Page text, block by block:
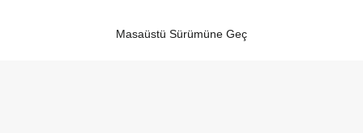
Masaüstü Sürümüne Geç